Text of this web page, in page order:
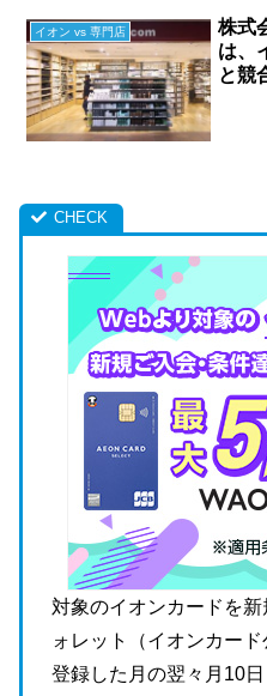
イオン vs 専門店
株式
は、
と競
対象のイオンカードを
ォレット（イオンカード
登録した月の翌々月10